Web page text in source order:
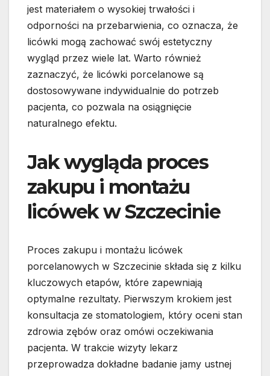
jest materiałem o wysokiej trwałości i
odporności na przebarwienia, co oznacza, że
licówki mogą zachować swój estetyczny
wygląd przez wiele lat. Warto również
zaznaczyć, że licówki porcelanowe są
dostosowywane indywidualnie do potrzeb
pacjenta, co pozwala na osiągnięcie
naturalnego efektu.
Jak wygląda proces
zakupu i montażu
licówek w Szczecinie
Proces zakupu i montażu licówek
porcelanowych w Szczecinie składa się z kilku
kluczowych etapów, które zapewniają
optymalne rezultaty. Pierwszym krokiem jest
konsultacja ze stomatologiem, który oceni stan
zdrowia zębów oraz omówi oczekiwania
pacjenta. W trakcie wizyty lekarz
przeprowadza dokładne badanie jamy ustnej